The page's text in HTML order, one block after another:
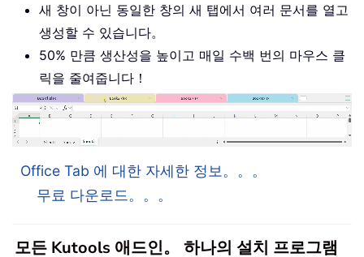
새 창이 아닌 동일한 창의 새 탭에서 여러 문서를 열고
생성할 수 있습니다。
50% 만큼 생산성을 높이고 매일 수백 번의 마우스 클
릭을 줄여줍니다！
Office Tab 에 대한 자세한 정보。。。
무료 다운로드。。。
모든 Kutools 애드인。 하나의 설치 프로그램